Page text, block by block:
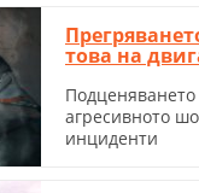
това на
агресивното
инциденти